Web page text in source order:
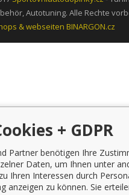
Autotuning. Alle Rechte
& webseiten BINARGON.cz
+ GDPR
Partner benötigen Ihre
Daten, um Ihnen unter
Ihren Interessen durch
anzeigen zu können. Sie